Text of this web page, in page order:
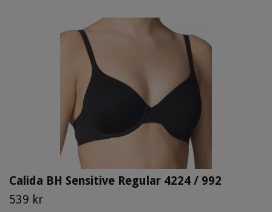
Calida BH Sensitive Regular 4224 / 992
539 kr